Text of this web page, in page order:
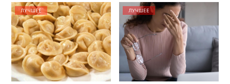
ЛУЧШЕЕ ЛУЧШЕЕ